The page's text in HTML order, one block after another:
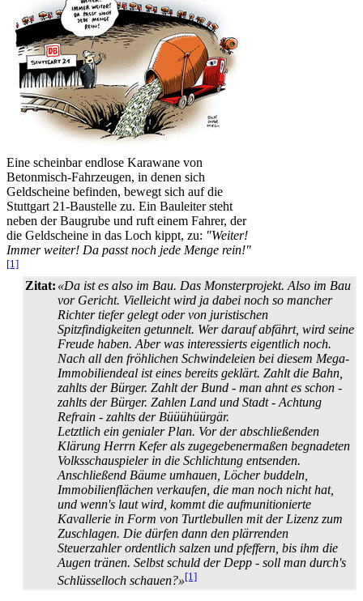
Eine scheinbar endlose Karawane von
Betonmisch-Fahrzeugen, in denen sich
Geldscheine befinden, bewegt sich auf die
Stuttgart 21-Baustelle zu. Ein Bauleiter steht
neben der Baugrube und ruft einem Fahrer, der
die Geldscheine in das Loch kippt, zu: "Weiter!
Immer weiter! Da passt noch jede Menge rein!"
[1]
Zitat: «Da ist es also im Bau. Das Monsterprojekt. Also im Bau
vor Gericht. Vielleicht wird ja dabei noch so mancher
Richter tiefer gelegt oder von juristischen
Spitzfindigkeiten getunnelt. Wer darauf abfährt, wird seine
Freude haben. Aber was interessierts eigentlich noch.
Nach all den fröhlichen Schwindeleien bei diesem Mega-
Immobiliendeal ist eines bereits geklärt. Zahlt die Bahn,
zahlts der Bürger. Zahlt der Bund - man ahnt es schon -
zahlts der Bürger. Zahlen Land und Stadt - Achtung
Refrain - zahlts der Büüühüürgär.
Letztlich ein genialer Plan. Vor der abschließenden
Klärung Herrn Kefer als zugegebenermaßen begnadeten
Volksschauspieler in die Schlichtung entsenden.
Anschließend Bäume umhauen, Löcher buddeln,
Immobilienflächen verkaufen, die man noch nicht hat,
und wenn's laut wird, kommt die aufmunitionierte
Kavallerie in Form von Turtlebullen mit der Lizenz zum
Zuschlagen. Die dürfen dann den plärrenden
Steuerzahler ordentlich salzen und pfeffern, bis ihm die
Augen tränen. Selbst schuld der Depp - soll man durch's
Schlüsselloch schauen?»[1]